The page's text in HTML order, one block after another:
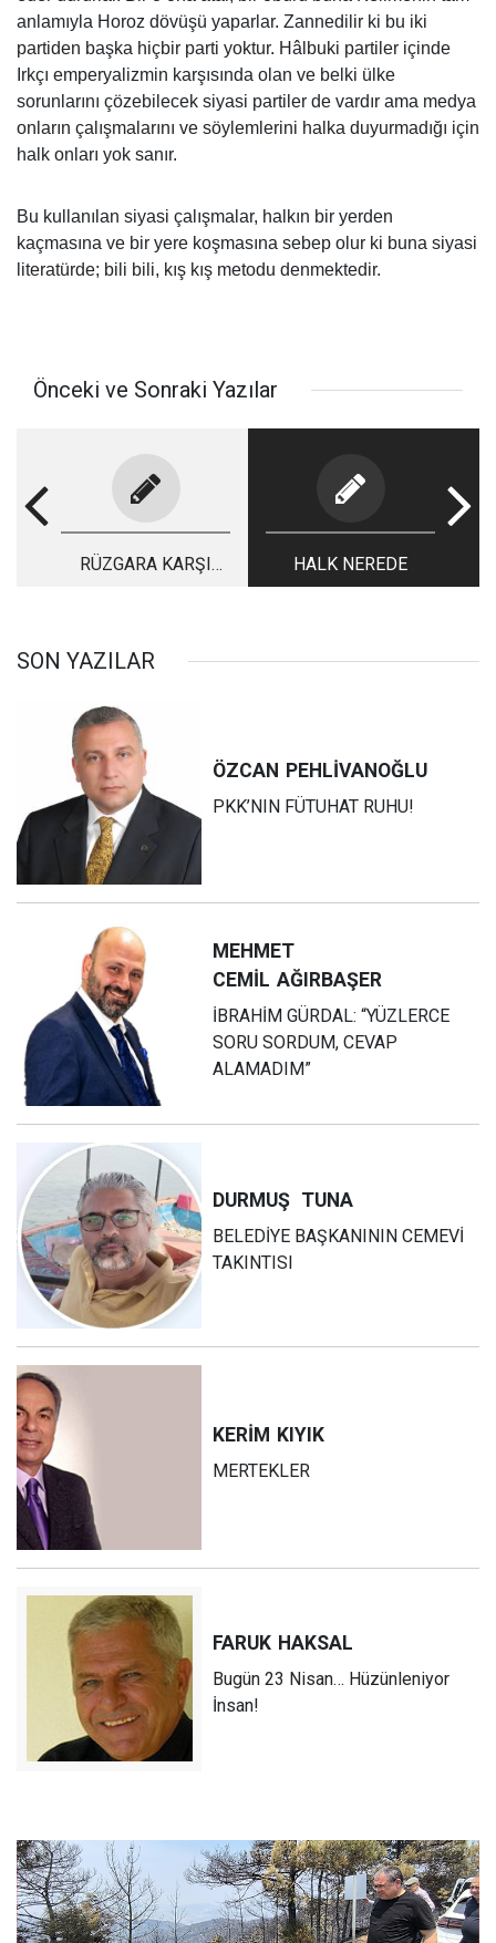
anlamıyla Horoz dövüşü yaparlar. Zannedilir ki bu iki
partiden başka hiçbir parti yoktur. Hâlbuki partiler içinde
Irkçı emperyalizmin karşısında olan ve belki ülke
sorunlarını çözebilecek siyasi partiler de vardır ama medya
onların çalışmalarını ve söylemlerini halka duyurmadığı için
halk onları yok sanır.
Bu kullanılan siyasi çalışmalar, halkın bir yerden
kaçmasına ve bir yere koşmasına sebep olur ki buna siyasi
literatürde; bili bili, kış kış metodu denmektedir.
Önceki ve Sonraki Yazılar
RÜZGARA KARŞI
HALK NEREDE
SON YAZILAR
ÖZCAN PEHLİVANOĞLU
PKK’NIN FÜTUHAT RUHU!
MEHMET
CEMİL AĞIRBAŞER
İBRAHİM GÜRDAL: “YÜZLERCE
SORU SORDUM, CEVAP
ALAMADIM”
DURMUŞ TUNA
BELEDİYE BAŞKANININ CEMEVİ
TAKINTISI
KERİM KIYIK
MERTEKLER
FARUK HAKSAL
Bugün 23 Nisan… Hüzünleniyor
İnsan!